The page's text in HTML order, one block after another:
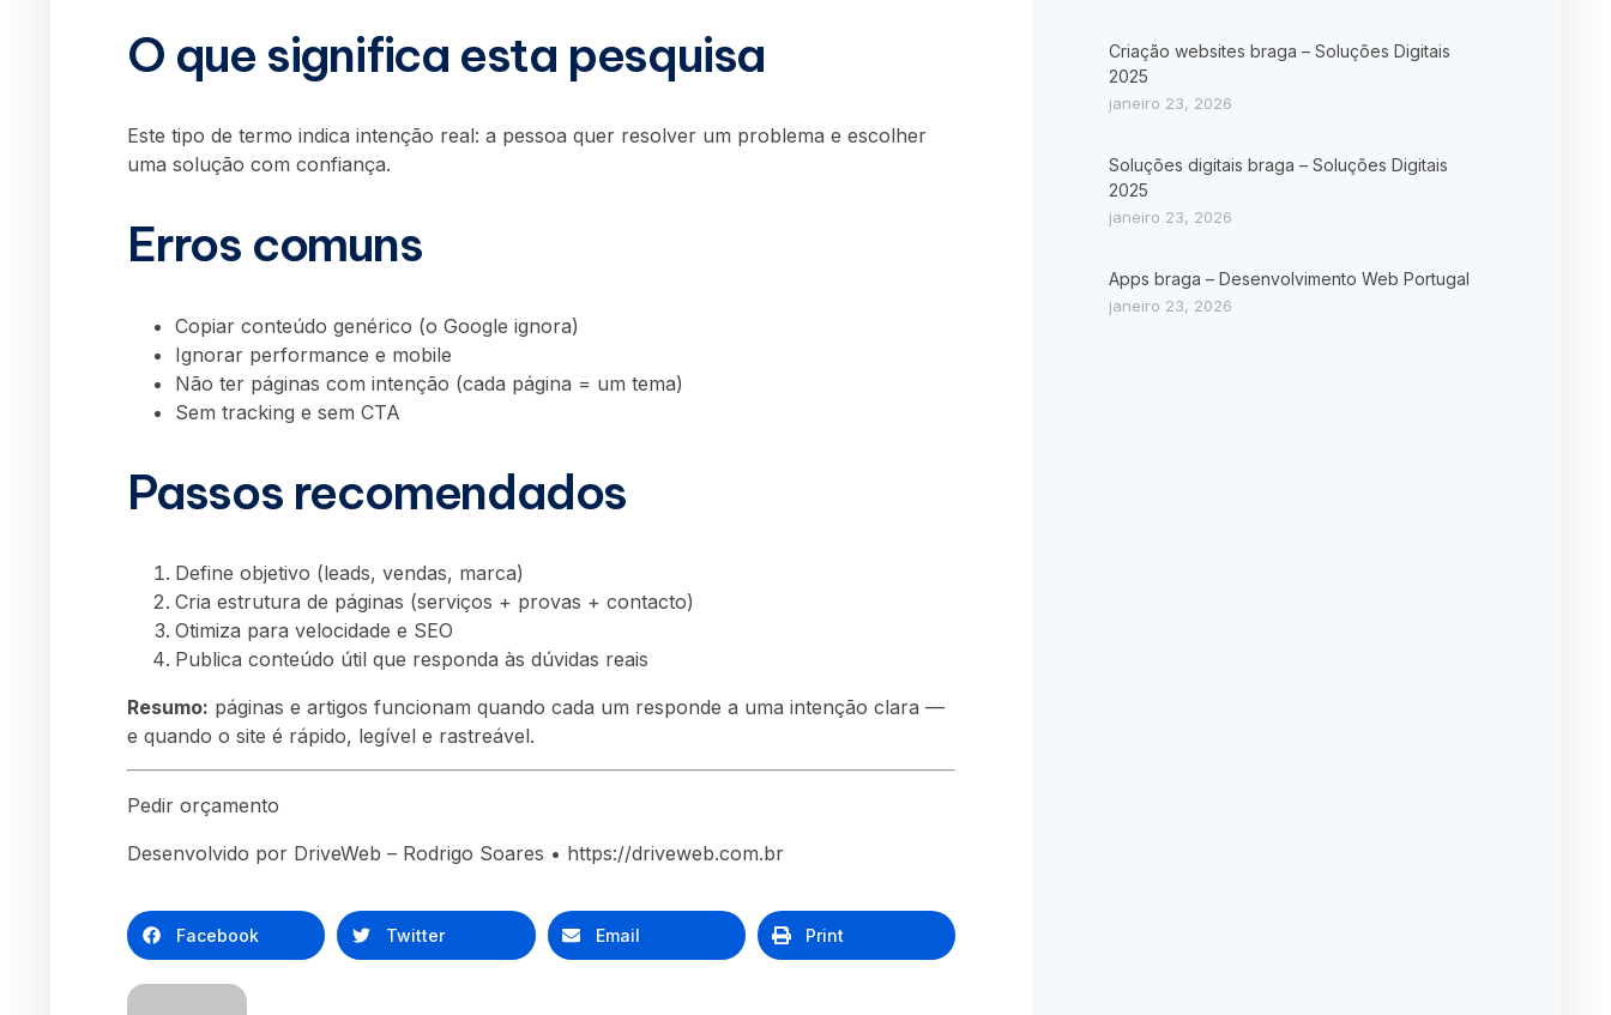
O que significa esta pesquisa
Este tipo de termo indica intenção real: a pessoa quer resolver um problema e escolher
uma solução com confiança.
Erros comuns
Copiar conteúdo genérico (o Google ignora)
Ignorar performance e mobile
Não ter páginas com intenção (cada página = um tema)
Sem tracking e sem CTA
Passos recomendados
Define objetivo (leads, vendas, marca)
Cria estrutura de páginas (serviços + provas + contacto)
Otimiza para velocidade e SEO
Publica conteúdo útil que responda às dúvidas reais
Resumo: páginas e artigos funcionam quando cada um responde a uma intenção clara —
e quando o site é rápido, legível e rastreável.
Pedir orçamento
Desenvolvido por DriveWeb – Rodrigo Soares • https://driveweb.com.br
Facebook Twitter Email Print
Criação websites braga – Soluções Digitais
2025
janeiro 23, 2026
Soluções digitais braga – Soluções Digitais
2025
janeiro 23, 2026
Apps braga – Desenvolvimento Web Portugal
janeiro 23, 2026